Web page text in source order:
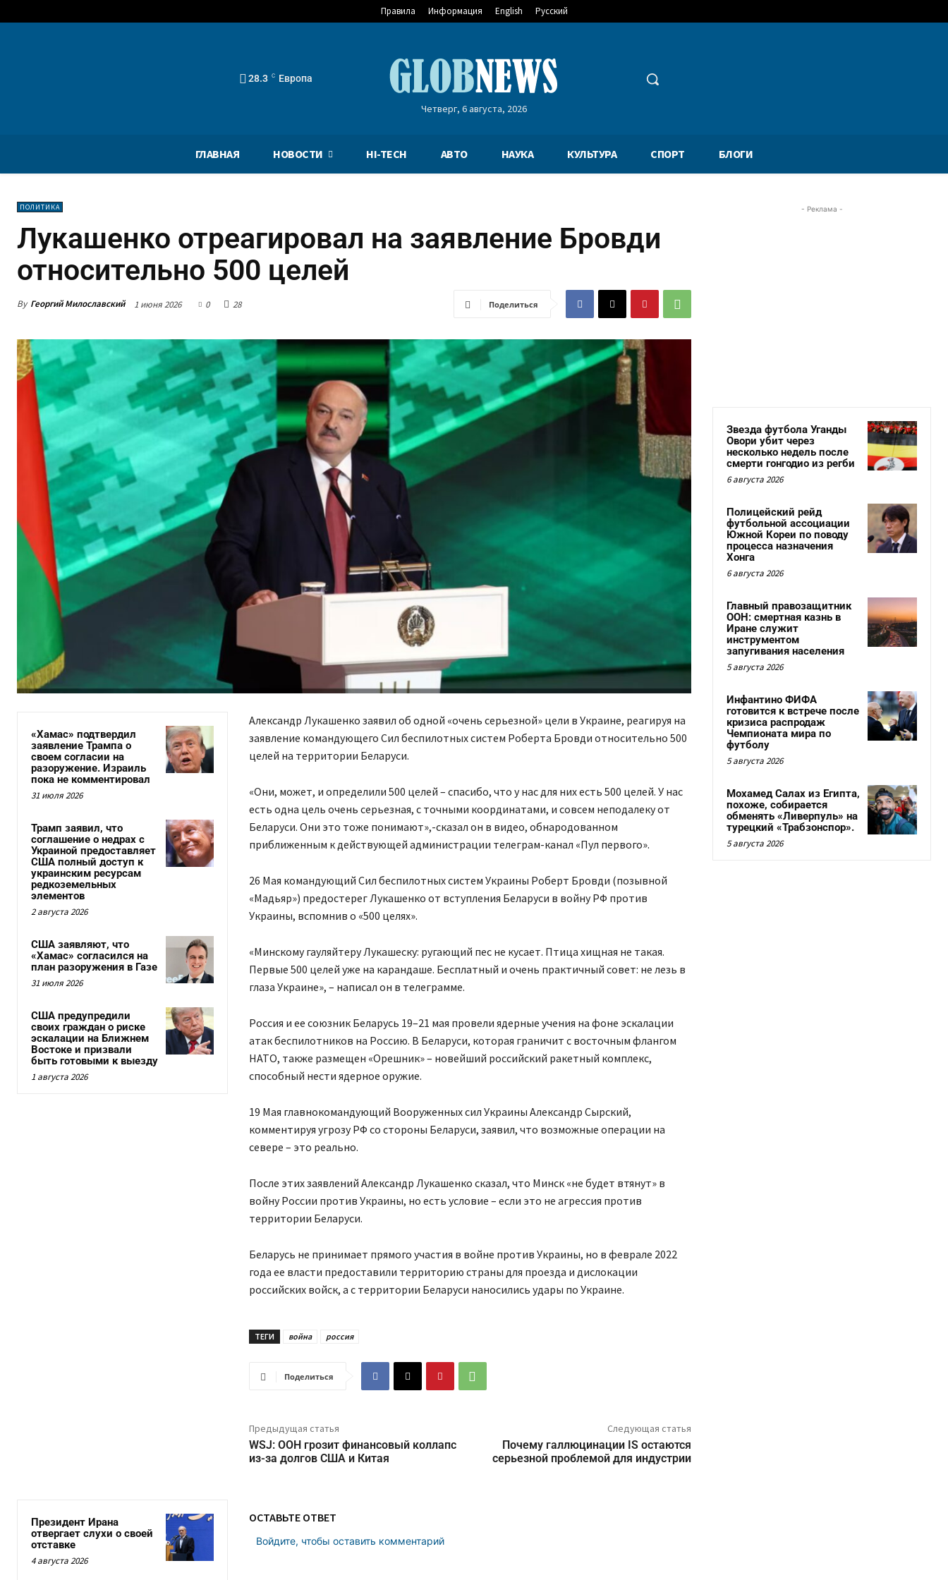
Правила Информация English Русский
28.3 C Европа
Четверг, 6 августа, 2026
ГЛАВНАЯ НОВОСТИ HI-TECH АВТО НАУКА КУЛЬТУРА СПОРТ БЛОГИ
ПОЛИТИКА
Лукашенко отреагировал на заявление Бровди
относительно 500 целей
By Георгий Милославский 1 июня 2026 0 28 Поделиться
«Хамас» подтвердил
заявление Трампа о
своем согласии на
разоружение. Израиль
пока не комментировал
31 июля 2026
Трамп заявил, что
соглашение о недрах с
Украиной предоставляет
США полный доступ к
украинским ресурсам
редкоземельных
элементов
2 августа 2026
США заявляют, что
«Хамас» согласился на
план разоружения в Газе
31 июля 2026
США предупредили
своих граждан о риске
эскалации на Ближнем
Востоке и призвали
быть готовыми к выезду
1 августа 2026
Александр Лукашенко заявил об одной «очень серьезной» цели в Украине, реагируя на
заявление командующего Сил беспилотных систем Роберта Бровди относительно 500
целей на территории Беларуси.
«Они, может, и определили 500 целей – спасибо, что у нас для них есть 500 целей. У нас
есть одна цель очень серьезная, с точными координатами, и совсем неподалеку от
Беларуси. Они это тоже понимают»,-сказал он в видео, обнародованном
приближенным к действующей администрации телеграм-канал «Пул первого».
26 Мая командующий Сил беспилотных систем Украины Роберт Бровди (позывной
«Мадьяр») предостерег Лукашенко от вступления Беларуси в войну РФ против
Украины, вспомнив о «500 целях».
«Минскому гауляйтеру Лукашеску: ругающий пес не кусает. Птица хищная не такая.
Первые 500 целей уже на карандаше. Бесплатный и очень практичный совет: не лезь в
глаза Украине», – написал он в телеграмме.
Россия и ее союзник Беларусь 19–21 мая провели ядерные учения на фоне эскалации
атак беспилотников на Россию. В Беларуси, которая граничит с восточным флангом
НАТО, также размещен «Орешник» – новейший российский ракетный комплекс,
способный нести ядерное оружие.
19 Мая главнокомандующий Вооруженных сил Украины Александр Сырский,
комментируя угрозу РФ со стороны Беларуси, заявил, что возможные операции на
севере – это реально.
После этих заявлений Александр Лукашенко сказал, что Минск «не будет втянут» в
войну России против Украины, но есть условие – если это не агрессия против
территории Беларуси.
Беларусь не принимает прямого участия в войне против Украины, но в феврале 2022
года ее власти предоставили территорию страны для проезда и дислокации
российских войск, а с территории Беларуси наносились удары по Украине.
ТЕГИ война россия
Поделиться
Предыдущая статья
WSJ: ООН грозит финансовый коллапс
из-за долгов США и Китая
Следующая статья
Почему галлюцинации IS остаются
серьезной проблемой для индустрии
Президент Ирана
отвергает слухи о своей
отставке
4 августа 2026
ОСТАВЬТЕ ОТВЕТ
Войдите, чтобы оставить комментарий
- Реклама -
Звезда футбола Уганды
Овори убит через
несколько недель после
смерти гонгодио из регби
6 августа 2026
Полицейский рейд
футбольной ассоциации
Южной Кореи по поводу
процесса назначения
Хонга
6 августа 2026
Главный правозащитник
ООН: смертная казнь в
Иране служит
инструментом
запугивания населения
5 августа 2026
Инфантино ФИФА
готовится к встрече после
кризиса распродаж
Чемпионата мира по
футболу
5 августа 2026
Мохамед Салах из Египта,
похоже, собирается
обменять «Ливерпуль» на
турецкий «Трабзонспор».
5 августа 2026